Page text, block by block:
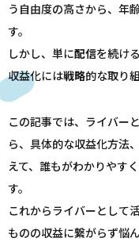
う自由度の高さから、年
す。
しかし、単に配信を続け
収益化には戦略的な取り
この記事では、ライバー
ら、具体的な収益化方法
えて、誰もがわかりやす
す。
これからライバーとして
ものの収益に繋がらず悩